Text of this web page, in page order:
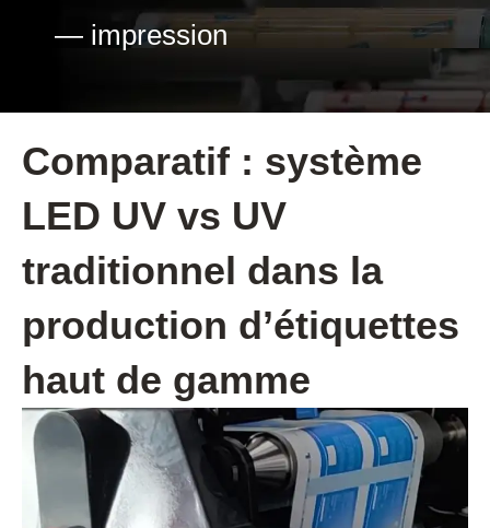
— impression
Comparatif : système
LED UV vs UV
traditionnel dans la
production d’étiquettes
haut de gamme